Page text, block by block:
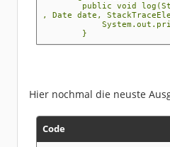
public void
, Date date,
}
Hier nochmal die neuste
Code